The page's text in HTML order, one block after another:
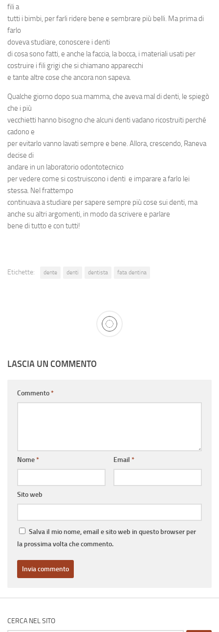
fili a
tutti i bimbi, per farli ridere bene e sembrare più belli. Ma prima di
farlo
doveva studiare, conoscere i denti
di cosa sono fatti, e anche la faccia, la bocca, i materiali usati per
costruire i fili grigi che si chiamano apparecchi
e tante altre cose che ancora non sapeva.
Qualche giorno dopo sua mamma, che avevamal di denti, le spiegò
che i più
vecchietti hanno bisogno che alcuni denti vadano ricostruiti perché
cadono e
per evitarlo vanno lavati sempre e bene. Allora, crescendo, Raneva
decise di
andare in un laboratorio odontotecnico
per vedere come si costruiscono i denti e imparare a farlo lei
stessa. Nel frattempo
continuava a studiare per sapere sempre più cose sui denti, ma
anche su altri argomenti, in modo da scrivere e parlare
bene di tutto e con tutti!
Etichette: dente denti dentista fata dentina
LASCIA UN COMMENTO
Commento*
Nome* Email *
Sito web
Salva il mio nome, email e sito web in questo browser per
la prossima volta che commento.
CERCA NEL SITO